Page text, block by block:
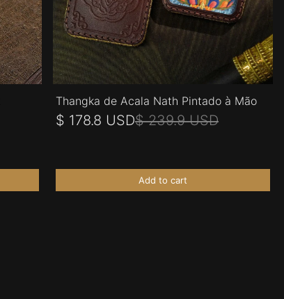
Thangka de Acala Nath Pintado à Mão
$ 178.8 USD$ 239.9 USD
Add to cart